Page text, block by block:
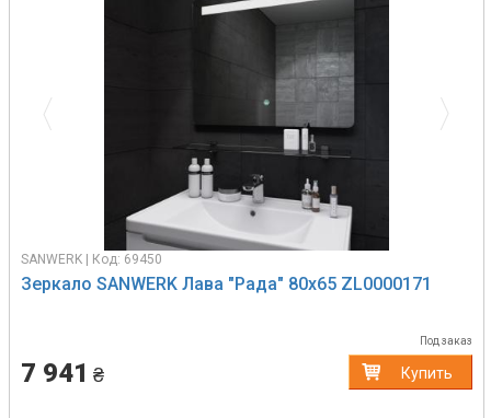
SANWERK | Код: 69450
Зеркало SANWERK Лава "Рада" 80х65 ZL0000171
Под заказ
7 941 ₴ Купить